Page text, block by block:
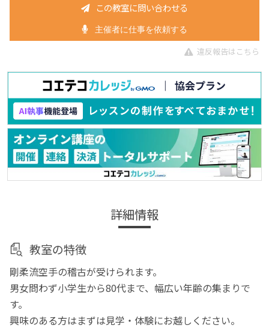
この教室に問い合わせる
主催者に仕事を依頼する
違反報告はこちら
詳細情報
教室の特徴
剛柔流空手の稽古が受けられます。
男女問わず小学生から80代まで、幅広い年齢の集まりで
す。
興味のある方はまずは見学・体験にお越しください。